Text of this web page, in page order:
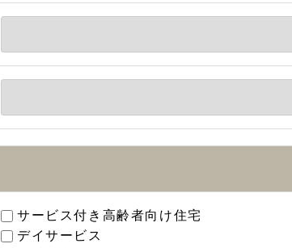
サービス付き高齢者向け住宅
デイサービス